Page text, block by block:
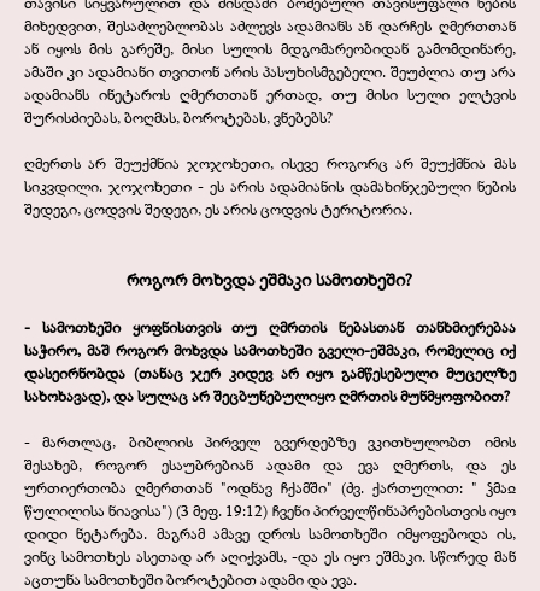
მიხედვით, შესაძლებლობას აძლევს ადამიანს ან დარჩეს ღმერთთან
ან იყოს მის გარეშე, მისი სულის მდგომარეობიდან გამომდინარე,
ამაში კი ადამიანი თვითონ არის პასუხისმგებელი. შეუძლია თუ არა
ადამიანს ინეტაროს ღმერთთან ერთად, თუ მისი სული ელტვის
შურისძიებას, ბოღმას, ბოროტებას, ვნებებს?
ღმერთს არ შეუქმნია ჯოჯოხეთი, ისევე როგორც არ შეუქმნია მას
სიკვდილი. ჯოჯოხეთი - ეს არის ადამიანის დამახინჯებული ნების
შედეგი, ცოდვის შედეგი, ეს არის ცოდვის ტერიტორია.
როგორ მოხვდა ეშმაკი სამოთხეში?
- სამოთხეში ყოფნისთვის თუ ღმრთის ნებასთან თანხმიერებაა
საჭირო, მაშ როგორ მოხვდა სამოთხეში გველი-ეშმაკი, რომელიც იქ
დასეირნობდა (თანაც ჯერ კიდევ არ იყო გამწესებული მუცელზე
სახოხავად), და სულაც არ შეცბუნებულიყო ღმრთის მუნმყოფობით?
- მართლაც, ბიბლიის პირველ გვერდებზე ვკითხულობთ იმის
შესახებ, როგორ ესაუბრებიან ადამი და ევა ღმერთს, და ეს
ურთიერთობა ღმერთთან "ოდნავ ჩქამში" (ძვ. ქართულით: " ჴმაჲ
წულილისა ნიავისა") (3 მეფ. 19:12) ჩვენი პირველწინაპრებისთვის იყო
დიდი ნეტარება. მაგრამ ამავე დროს სამოთხეში იმყოფებოდა ის,
ვინც სამოთხეს ასეთად არ აღიქვამს, -და ეს იყო ეშმაკი. სწორედ მან
აცთუნა სამოთხეში ბოროტებით ადამი და ევა.